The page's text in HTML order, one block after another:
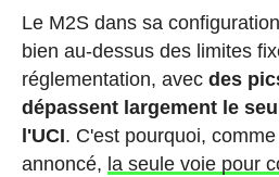
Le M2S dans sa
bien au-dessus des limites
réglementation, avec des
dépassent largement le
l'UCI. C'est pourquoi,
annoncé, la seule voie pour